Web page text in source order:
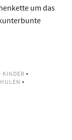
um das
KINDER •
•